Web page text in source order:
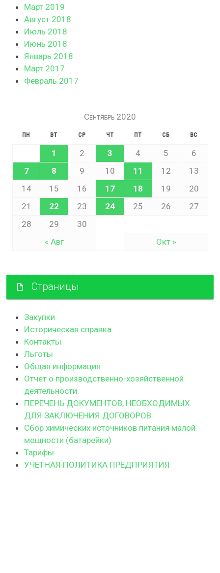
Март 2019
Август 2018
Июль 2018
Июнь 2018
Январь 2018
Март 2017
Февраль 2017
Сентябрь 2020
ПН ВТ СР ЧТ ПТ СБ ВС
« Авг Окт »
1 2 3 4 5
6
7
8 9 10 11 12
13
14
15 16 17 18 19
20
21
22 23 24 25 26
27
28
29 30
Страницы
Закупки
Историческая справка
Контакты
Льготы
Общая информация
Отчет о производственно-хозяйственной
деятельности
ПЕРЕЧЕНЬ ДОКУМЕНТОВ, НЕОБХОДИМЫХ
ДЛЯ ЗАКЛЮЧЕНИЯ ДОГОВОРОВ
Сбор химических источников питания малой
мощности (батарейки)
Тарифы
УЧЕТНАЯ ПОЛИТИКА ПРЕДПРИЯТИЯ